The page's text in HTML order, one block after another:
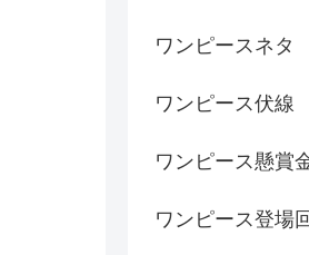
ワンピースネタ
ワンピース伏線
ワンピース懸賞
ワンピース登場